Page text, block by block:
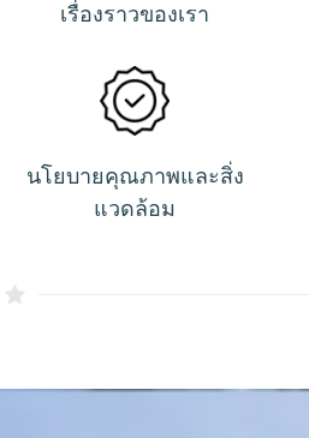
เรื่องราวของเรา
นโยบายคุณภาพและสิ่ง
แวดล้อม